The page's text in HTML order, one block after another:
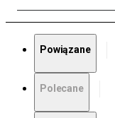
Powiązane
Polecane